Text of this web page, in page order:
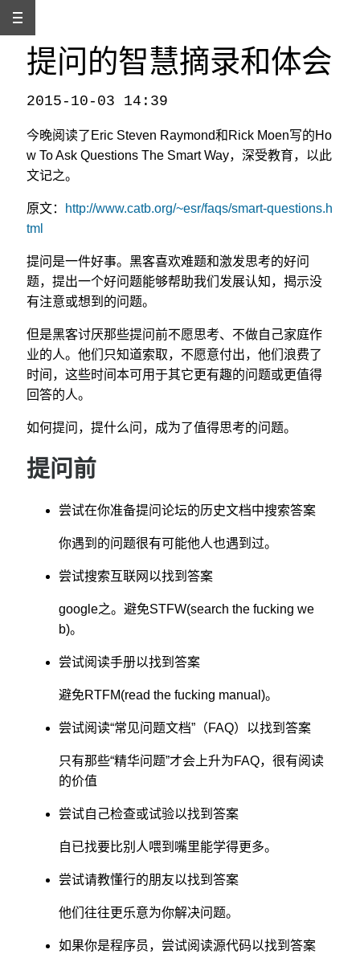
提问的智慧摘录和体会
2015-10-03 14:39
今晚阅读了Eric Steven Raymond和Rick Moen写的Ho
w To Ask Questions The Smart Way，深受教育，以此
文记之。
原文： http://www.catb.org/~esr/faqs/smart-questions.h
tml
提问是一件好事。黑客喜欢难题和激发思考的好问
题，提出一个好问题能够帮助我们发展认知，揭示没
有注意或想到的问题。
但是黑客讨厌那些提问前不愿思考、不做自己家庭作
业的人。他们只知道索取，不愿意付出，他们浪费了
时间，这些时间本可用于其它更有趣的问题或更值得
回答的人。
如何提问，提什么问，成为了值得思考的问题。
提问前
尝试在你准备提问论坛的历史文档中搜索答案
你遇到的问题很有可能他人也遇到过。
尝试搜索互联网以找到答案
google之。避免STFW(search the fucking we
b)。
尝试阅读手册以找到答案
避免RTFM(read the fucking manual)。
尝试阅读“常见问题文档”（FAQ）以找到答案
只有那些“精华问题”才会上升为FAQ，很有阅读
的价值
尝试自己检查或试验以找到答案
自已找要比别人喂到嘴里能学得更多。
尝试请教懂行的朋友以找到答案
他们往往更乐意为你解决问题。
如果你是程序员，尝试阅读源代码以找到答案